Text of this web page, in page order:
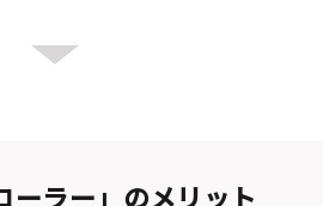
ーラー」のメリット